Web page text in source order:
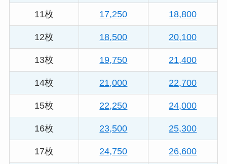
11枚 17,250 18,800
12枚 18,500 20,100
13枚 19,750 21,400
14枚 21,000 22,700
15枚 22,250 24,000
16枚 23,500 25,300
17枚 24,750 26,600